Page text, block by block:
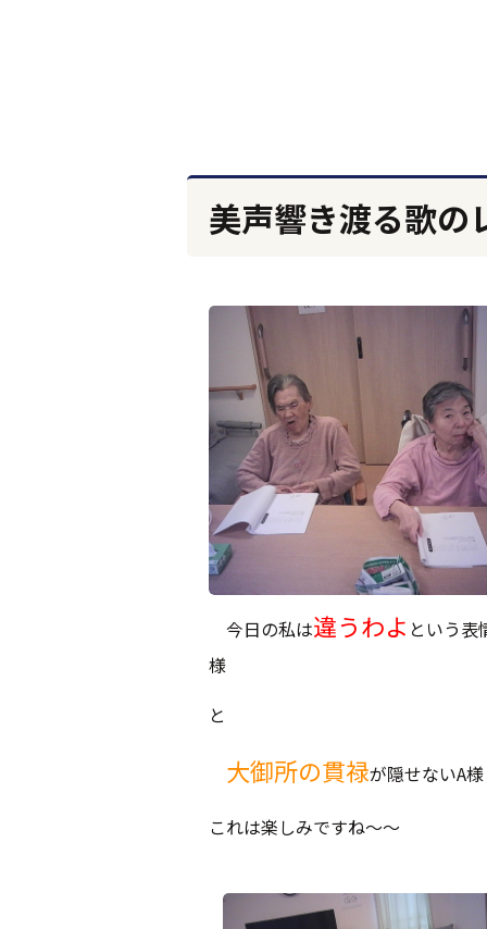
美声響き渡る歌の
今日の私は違うわよ という表
様
と
大御所の貫禄が隠せないA様
これは楽しみですね～～